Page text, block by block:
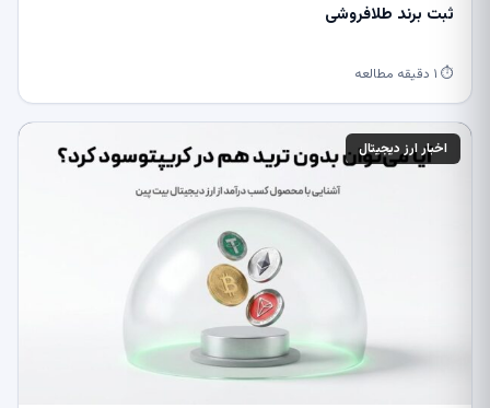
ثبت برند طلافروشی
⏱ ۱ دقیقه مطالعه
اخبار ارز دیجیتال